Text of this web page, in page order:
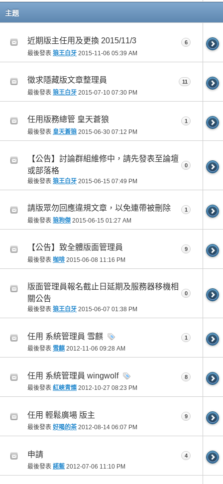
主題
近期版主任用及更換 2015/11/3
最後發表 狼王白牙 2015-11-06 05:39 AM
6
徵求隱藏版文章整理員
最後發表 狼王白牙 2015-07-10 07:30 PM
11
任用版務總管 皇天蒼狼
最後發表 皇天蒼狼 2015-06-30 07:12 PM
1
【公告】討論群組維修中，請先發表至論壇
或部落格
最後發表 狼王白牙 2015-06-15 07:49 PM
0
請版眾勿回應違規文章，以免連帶被刪除
最後發表 狼狗傑 2015-06-15 01:27 AM
1
【公告】致全體版面管理員
最後發表 咖啡 2015-06-08 11:16 PM
9
版面管理員報名截止日延期及服務器移機相
關公告
最後發表 狼王白牙 2015-06-07 01:38 PM
0
任用 系統管理員 雪麒
最後發表 雪麒 2012-11-06 09:28 AM
1
任用 系統管理員 wingwolf
最後發表 紅峽青燦 2012-10-27 08:23 PM
8
任用 輕鬆廣場 版主
最後發表 好喝的茶 2012-08-14 06:07 PM
9
申請
最後發表 諾藍 2012-07-06 11:10 PM
4